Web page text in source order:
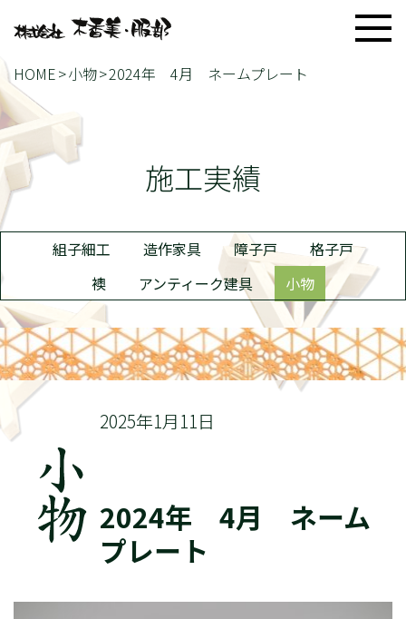
HOME 小物 2024年 4月 ネームプレート
施工実績
組子細工 造作家具 障子戸
格子戸
襖
アンティーク建具 小物
2025年1月11日
2024年 4月 ネーム
プレート